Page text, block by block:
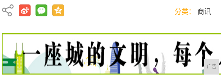
分类： 商讯
广告